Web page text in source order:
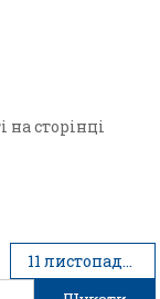
сторінці
11 листопада 2020 року – вибори ректора НУХТ!